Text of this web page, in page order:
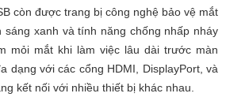
còn được trang bị công nghệ bảo vệ mắt
sáng xanh và tính năng chống nhấp nháy
mỏi mắt khi làm việc lâu dài trước màn
dạng với các cổng HDMI, DisplayPort, và
kết nối với nhiều thiết bị khác nhau.